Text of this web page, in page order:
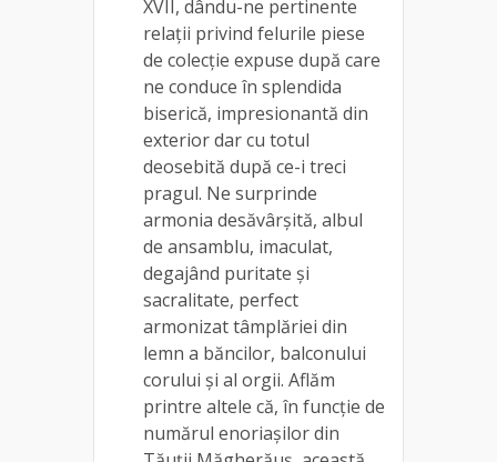
XVII, dându-ne pertinente
relații privind felurile piese
de colecție expuse după care
ne conduce în splendida
biserică, impresionantă din
exterior dar cu totul
deosebită după ce-i treci
pragul. Ne surprinde
armonia desăvârșită, albul
de ansamblu, imaculat,
degajând puritate și
sacralitate, perfect
armonizat tâmplăriei din
lemn a băncilor, balconului
corului și al orgii. Aflăm
printre altele că, în funcție de
numărul enoriașilor din